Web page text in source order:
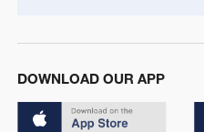
DOWNLOAD OUR APP